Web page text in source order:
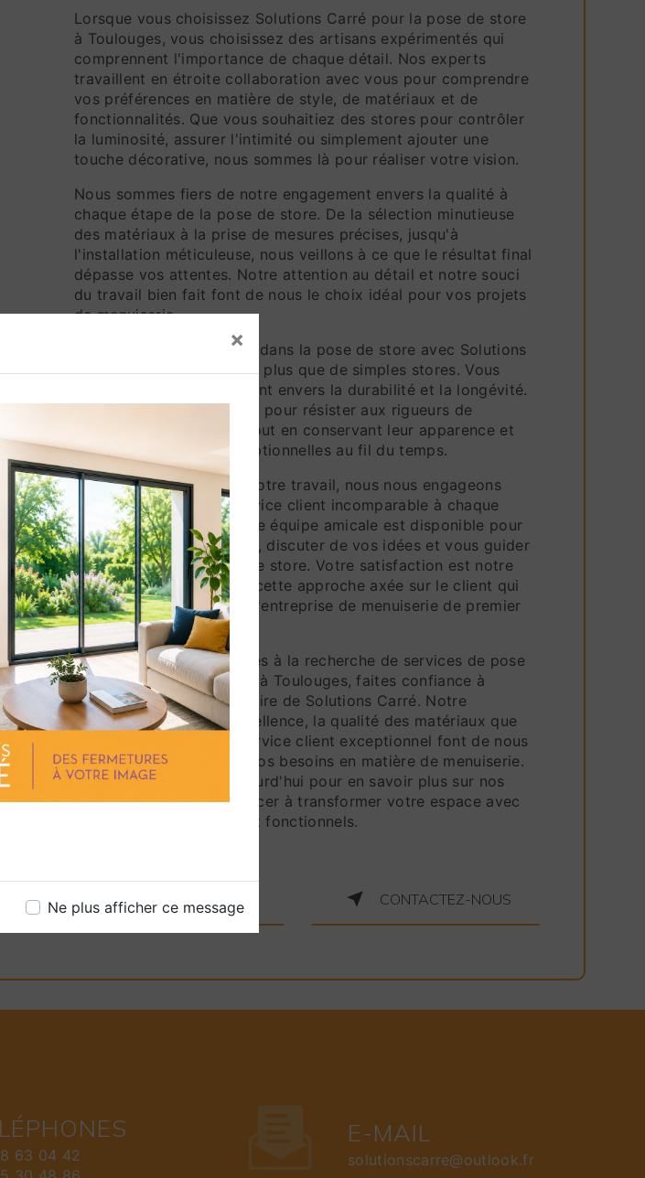
×
Ne plus afficher ce message
Lorsque vous choisissez Solutions Carré pour la pose de store
à Toulouges, vous choisissez des artisans expérimentés qui
comprennent l'importance de chaque détail. Nos experts
travaillent en étroite collaboration avec vous pour comprendre
vos préférences en matière de style, de matériaux et de
fonctionnalités. Que vous souhaitiez des stores pour contrôler
la luminosité, assurer l'intimité ou simplement ajouter une
touche décorative, nous sommes là pour réaliser votre vision.
Nous sommes fiers de notre engagement envers la qualité à
chaque étape de la pose de store. De la sélection minutieuse
des matériaux à la prise de mesures précises, jusqu'à
l'installation méticuleuse, nous veillons à ce que le résultat final
dépasse vos attentes. Notre attention au détail et notre souci
du travail bien fait font de nous le choix idéal pour vos projets
de menuiserie.
Lorsque vous investissez dans la pose de store avec Solutions
Carré, vous bénéficiez de plus que de simples stores. Vous
bénéficiez de l'engagement envers la durabilité et la longévité.
Nos produits sont conçus pour résister aux rigueurs de
l'utilisation quotidienne tout en conservant leur apparence et
leurs performances exceptionnelles au fil du temps.
En plus de la qualité de notre travail, nous nous engageons
également à offrir un service client incomparable à chaque
étape du processus. Notre équipe amicale est disponible pour
répondre à vos questions, discuter de vos idées et vous guider
tout au long de la pose de store. Votre satisfaction est notre
priorité absolue, et c'est cette approche axée sur le client qui
nous distingue en tant qu'entreprise de menuiserie de premier
plan à Toulouges.
En conclusion, si vous êtes à la recherche de services de pose
de store de haute qualité à Toulouges, faites confiance à
l'expertise et au savoir-faire de Solutions Carré. Notre
engagement envers l'excellence, la qualité des matériaux que
nous utilisons et notre service client exceptionnel font de nous
le choix idéal pour tous vos besoins en matière de menuiserie.
Contactez-nous dès aujourd'hui pour en savoir plus sur nos
services et pour commencer à transformer votre espace avec
des stores magnifiques et fonctionnels.
CONTACTEZ-NOUS
63 04 42
E-MAIL
solutionscarre@outlook.fr